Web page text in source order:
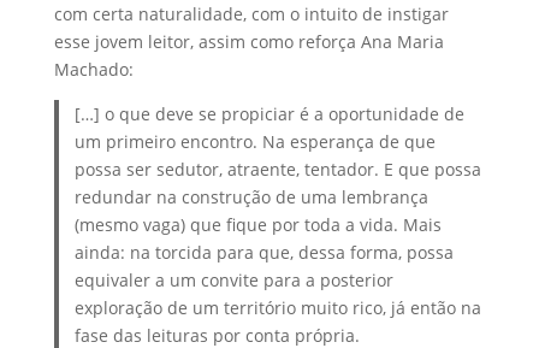
com certa naturalidade, com o intuito de instigar
esse jovem leitor, assim como reforça Ana Maria
Machado:
[…] o que deve se propiciar é a oportunidade de
um primeiro encontro. Na esperança de que
possa ser sedutor, atraente, tentador. E que possa
redundar na construção de uma lembrança
(mesmo vaga) que fique por toda a vida. Mais
ainda: na torcida para que, dessa forma, possa
equivaler a um convite para a posterior
exploração de um território muito rico, já então na
fase das leituras por conta própria.